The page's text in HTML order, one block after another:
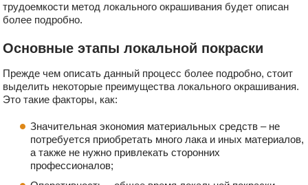
трудоемкости метод локального окрашивания будет описан
более подробно.
Основные этапы локальной покраски
Прежде чем описать данный процесс более подробно, стоит
выделить некоторые преимущества локального окрашивания.
Это такие факторы, как:
Значительная экономия материальных средств – не
потребуется приобретать много лака и иных материалов,
а также не нужно привлекать сторонних
профессионалов;